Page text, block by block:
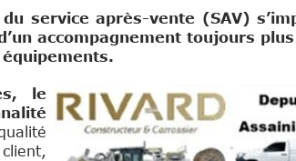
service après-vente (SAV)
accompagnement toujours
le